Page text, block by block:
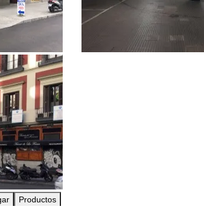
Productos